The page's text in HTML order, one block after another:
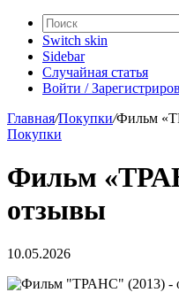
Switch skin
Sidebar
Случайная статья
Войти /
Главная/Покупки/Фильм
Покупки
Фильм
отзывы
10.05.2026